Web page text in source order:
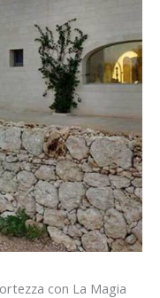
con La Magia